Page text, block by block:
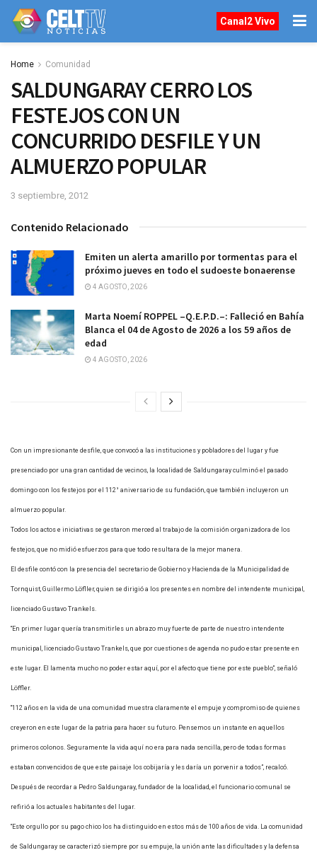
Canal2 Vivo
Home Comunidad
SALDUNGARAY CERRO LOS
FESTEJOS CON UN
CONCURRIDO DESFILE Y UN
ALMUERZO POPULAR
3 septiembre, 2012
Contenido Relacionado
Emiten un alerta amarillo por tormentas para el
próximo jueves en todo el sudoeste bonaerense
4 AGOSTO, 2026
Marta Noemí ROPPEL –Q.E.P.D.–: Falleció en Bahía
Blanca el 04 de Agosto de 2026 a los 59 años de
edad
4 AGOSTO, 2026
Con un impresionante desfile, que convocó a las instituciones y pobladores del lugar y fue
presenciado por una gran cantidad de vecinos, la localidad de Saldungaray culminó el pasado
domingo con los festejos por el 112° aniversario de su fundación, que también incluyeron un
almuerzo popular.
Todos los actos e iniciativas se gestaron merced al trabajo de la comisión organizadora de los
festejos, que no midió esfuerzos para que todo resultara de la mejor manera.
El desfile contó con la presencia del secretario de Gobierno y Hacienda de la Municipalidad de
Tornquist, Guillermo Löfller, quien se dirigió a los presentes en nombre del intendente municipal,
licenciado Gustavo Trankels.
“En primer lugar quería transmitirles un abrazo muy fuerte de parte de nuestro intendente
municipal, licenciado Gustavo Trankels, que por cuestiones de agenda no pudo estar presente en
este lugar. El lamenta mucho no poder estar aquí, por el afecto que tiene por este pueblo”, señaló
Löffler.
“112 años en la vida de una comunidad muestra claramente el empuje y compromiso de quienes
creyeron en este lugar de la patria para hacer su futuro. Pensemos un instante en aquellos
primeros colonos. Seguramente la vida aquí no era para nada sencilla, pero de todas formas
estaban convencidos de que este paisaje los cobijaría y les daría un porvenir a todos”, recalcó.
Después de recordar a Pedro Saldungaray, fundador de la localidad, el funcionario comunal se
refirió a los actuales habitantes del lugar.
“Este orgullo por su pago chico los ha distinguido en estos más de 100 años de vida. La comunidad
de Saldungaray se caracterizó siempre por su empuje, la unión ante las dificultades y la defensa